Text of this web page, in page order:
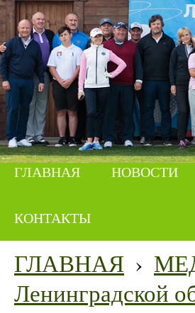
ГЛАВНАЯ НОВОСТИ
КОНТАКТЫ
ГЛАВНАЯ ›
Ленинградской